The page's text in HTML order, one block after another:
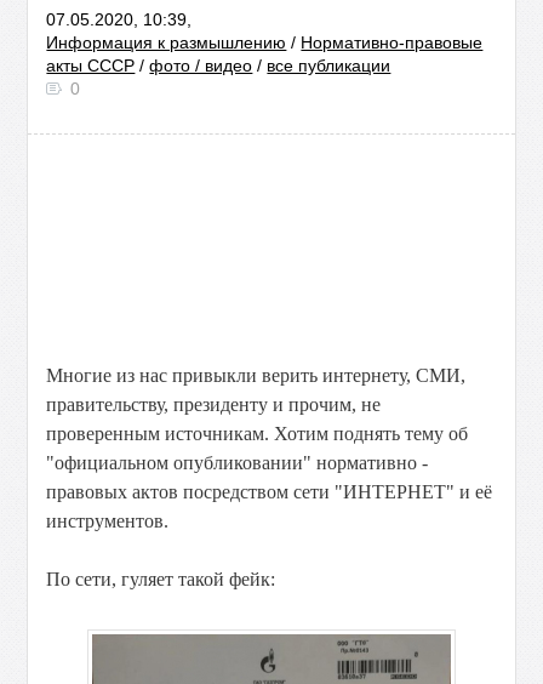
07.05.2020, 10:39,
Информация к размышлению / Нормативно-правовые
акты СССР /фото / видео / все публикации
0
Многие из нас привыкли верить интернету, СМИ,
правительству, президенту и прочим, не
проверенным источникам. Хотим поднять тему об
"официальном опубликовании" нормативно -
правовых актов посредством сети "ИНТЕРНЕТ" и её
инструментов.
По сети, гуляет такой фейк: